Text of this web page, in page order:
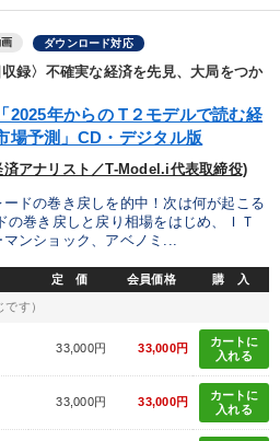
ダウンロード対応
収録〉不確実な経済を先見、大局をつか
2025年からの T２モデルで読む経
場予測」CD・デジタル版
済アナリスト／T-Model.i代表取締役)
ドの巻き戻しを的中！次は何が起こる
巻き戻しと戻り相場をはじめ、ＩＴ
ンショック、アベノミ...
定 価 会員価格 購 入
す）
33,000円 33,000円
カートに
入れる
33,000円 33,000円
カートに
入れる